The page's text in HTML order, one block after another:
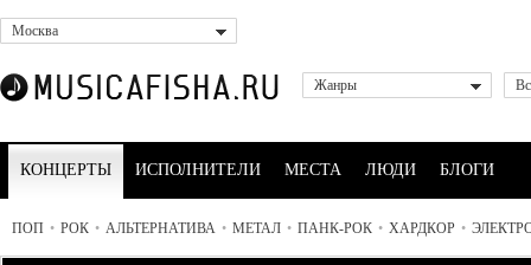
Москва
Жанры
КОНЦЕРТЫ ИСПОЛНИТЕЛИ МЕСТА ЛЮДИ БЛОГИ
ПОП • РОК • АЛЬТЕРНАТИВА • МЕТАЛ • ПАНК-РОК • ХАРДКОР •